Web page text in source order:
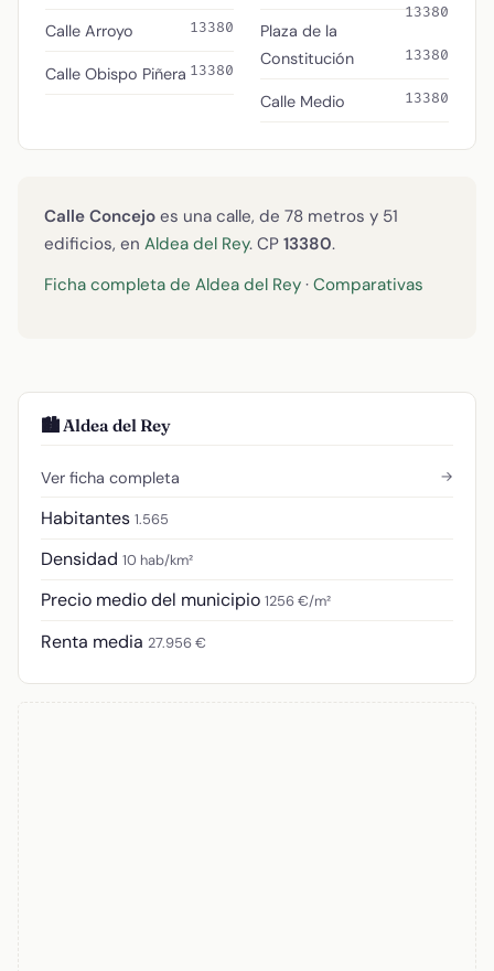
Calle Arroyo 13380
Calle Obispo Piñera 13380
13380
Plaza de la
Constitución
13380
Calle Medio 13380
Calle Concejo es una calle, de 78 metros y 51
edificios, en Aldea del Rey. CP 13380.
Ficha completa de Aldea del Rey · Comparativas
🏙️ Aldea del Rey
Ver ficha completa →
Habitantes 1.565
Densidad 10 hab/km²
Precio medio del municipio 1256 €/m²
Renta media 27.956 €